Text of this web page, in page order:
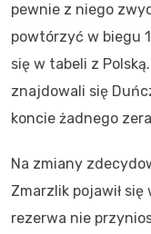
pewnie z niego
powtórzyć w biegu
się w tabeli z
znajdowali się
koncie żadnego
Na zmiany
Zmarzlik pojawił
rezerwa nie